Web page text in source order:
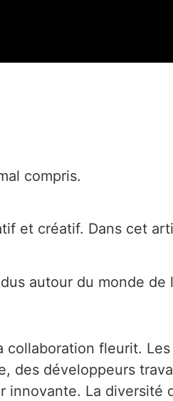
compris.
et créatif. Dans cet
autour du monde de
fleurit.
des développeurs
La diversité